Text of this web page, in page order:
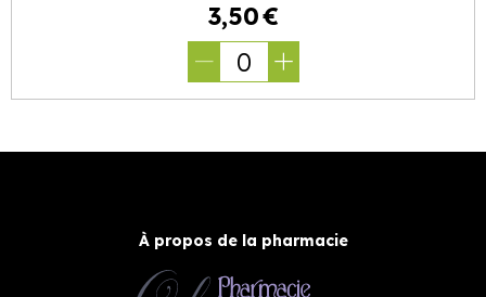
3,50€
0
À propos de la pharmacie